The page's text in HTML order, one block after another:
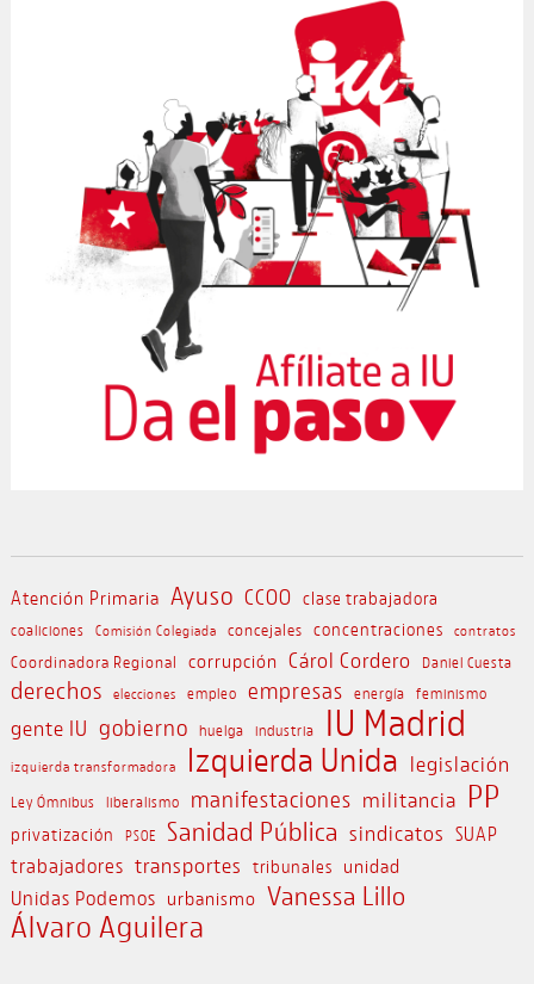
Atención Primaria Ayuso CCOO clase trabajadora
coaliciones Comisión Colegiada concejales concentraciones contratos
Coordinadora Regional corrupción Cárol Cordero Daniel Cuesta
derechos elecciones empleo empresas energía feminismo
gente IU gobierno huelga industria IU Madrid
izquierda transformadora Izquierda Unida legislación
Ley Ómnibus liberalismo manifestaciones militancia PP
privatización PSOE Sanidad Pública sindicatos SUAP
trabajadores transportes tribunales unidad
Unidas Podemos urbanismo Vanessa Lillo
Álvaro Aguilera